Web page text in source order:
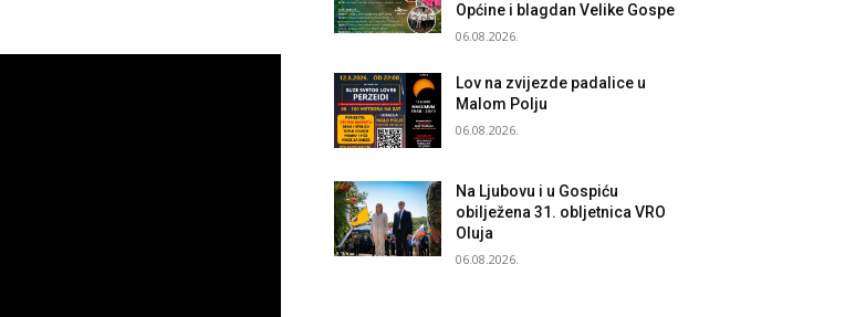
Općine i blagdan Velike Gospe
06.08.2026.
Lov na zvijezde padalice u
Malom Polju
06.08.2026.
Na Ljubovu i u Gospiću
obilježena 31. obljetnica VRO
Oluja
06.08.2026.